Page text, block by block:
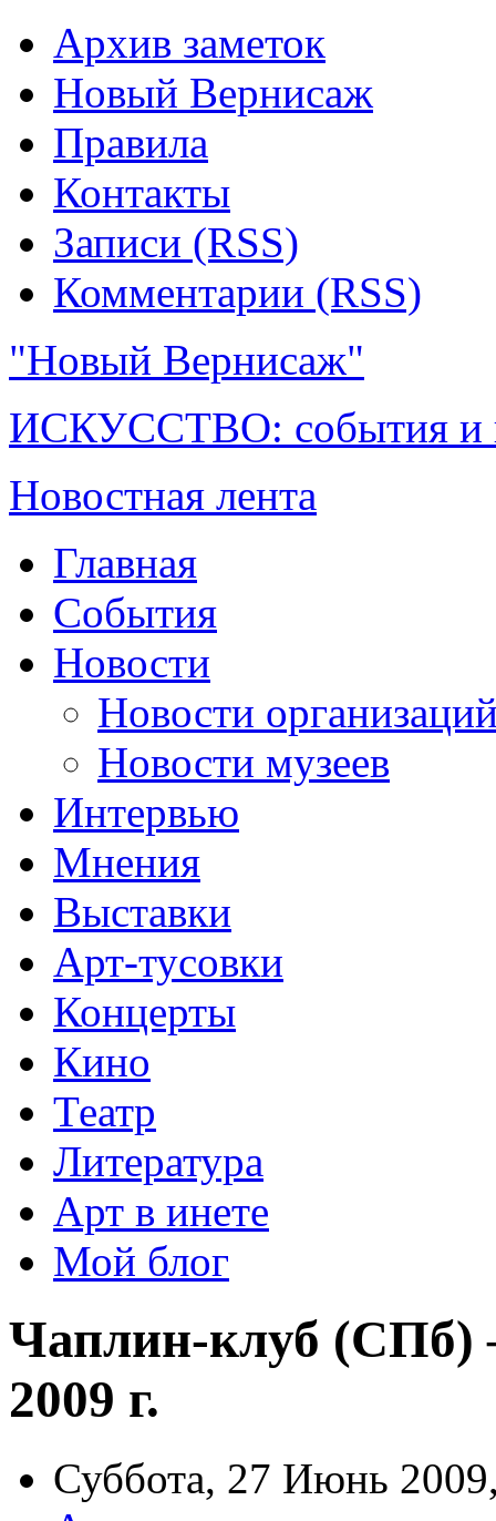
Архив заметок
Новый Вернисаж
Правила
Контакты
Записи (RSS)
Комментарии (RSS)
"Новый Вернисаж"
ИСКУССТВО: события и
Новостная лента
Главная
События
Новости
Новости
Новости музеев
Интервью
Мнения
Выставки
Арт-тусовки
Концерты
Кино
Театр
Литература
Арт в инете
Мой блог
Чаплин-клуб (СПб)
2009 г.
Суббота, 27 Июнь